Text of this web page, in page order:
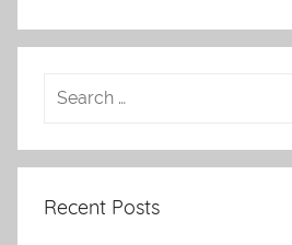
Recent Posts